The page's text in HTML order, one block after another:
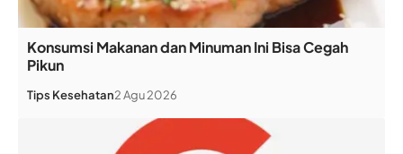
Konsumsi Makanan dan Minuman Ini Bisa Cegah
Pikun
Tips Kesehatan2 Agu 2026